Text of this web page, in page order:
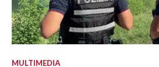
MULTIMEDIA